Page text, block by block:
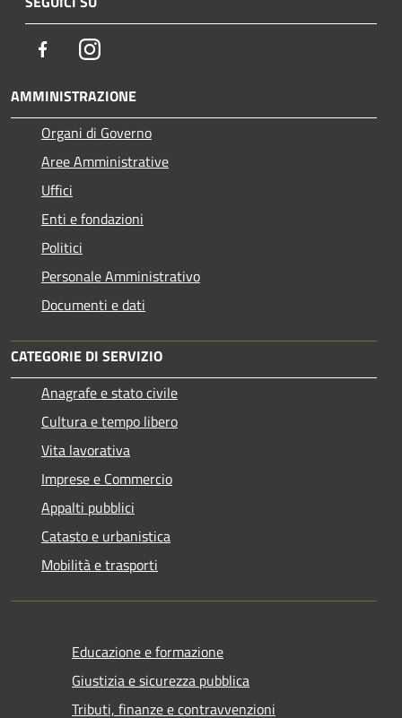
FacebookInstagram
AMMINISTRAZIONE
Organi di Governo
Aree Amministrative
Uffici
Enti e fondazioni
Politici
Personale Amministrativo
Documenti e dati
CATEGORIE DI SERVIZIO
Anagrafe e stato civile
Cultura e tempo libero
Vita lavorativa
Imprese e Commercio
Appalti pubblici
Catasto e urbanistica
Mobilità e trasporti
Educazione e formazione
Giustizia e sicurezza pubblica
Tributi, finanze e contravvenzioni